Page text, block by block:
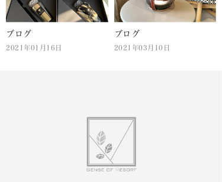
ブログ
2021年01月16日
ブログ
2021年03月10日